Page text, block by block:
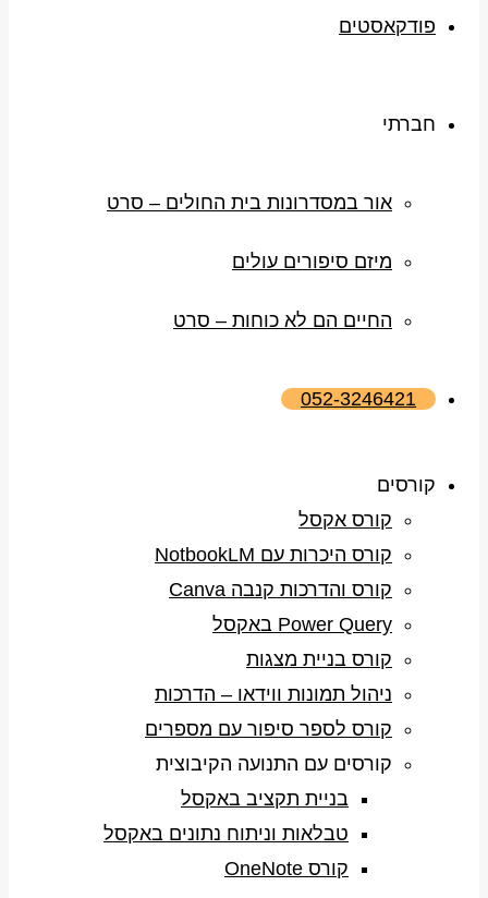
פודקאסטים
חברתי
אור במסדרונות בית החולים – סרט
מיזם סיפורים עולים
החיים הם לא כוחות – סרט
052-3246421
קורסים
קורס אקסל
קורס היכרות עם NotbookLM
קורס והדרכות קנבה Canva
Power Query באקסל
קורס בניית מצגות
ניהול תמונות ווידאו – הדרכות
קורס לספר סיפור עם מספרים
קורסים עם התנועה הקיבוצית
בניית תקציב באקסל
טבלאות וניתוח נתונים באקסל
קורס OneNote